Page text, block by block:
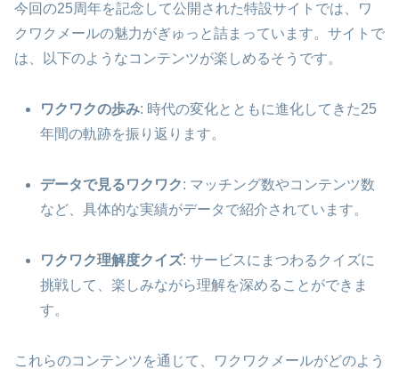
今回の25周年を記念して公開された特設サイトでは、ワ
クワクメールの魅力がぎゅっと詰まっています。サイトで
は、以下のようなコンテンツが楽しめるそうです。
ワクワクの歩み: 時代の変化とともに進化してきた25
年間の軌跡を振り返ります。
データで見るワクワク: マッチング数やコンテンツ数
など、具体的な実績がデータで紹介されています。
ワクワク理解度クイズ: サービスにまつわるクイズに
挑戦して、楽しみながら理解を深めることができま
す。
これらのコンテンツを通じて、ワクワクメールがどのよう